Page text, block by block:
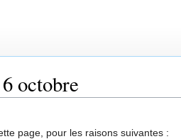
octobre
page, pour les raisons suivantes :